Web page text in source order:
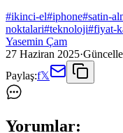
#ikinci-el#iphone#satin-
noktalari#teknoloji#fiyat-
Yasemin Çam
27 Haziran 2025·
Paylaş:f𝕏
Yorumlar: